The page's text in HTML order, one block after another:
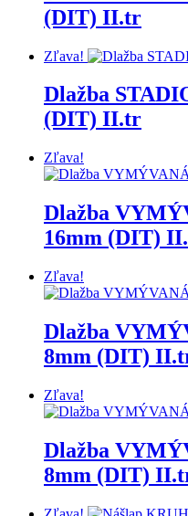
(DIT) II.tr
Zľava!
Dlažba
(DIT) II.tr
Zľava!
Dlažba
16mm (DIT)
Zľava!
Dlažba
8mm (DIT)
Zľava!
Dlažba
8mm (DIT)